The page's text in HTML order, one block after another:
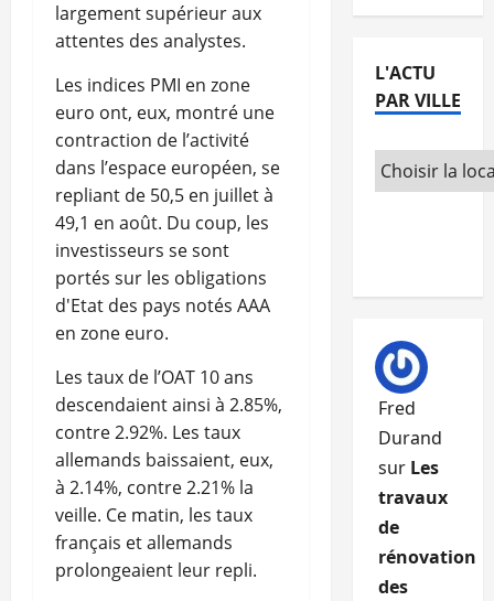
largement supérieur aux
attentes des analystes.
Les indices PMI en zone
euro ont, eux, montré une
contraction de l’activité
dans l’espace européen, se
repliant de 50,5 en juillet à
49,1 en août. Du coup, les
investisseurs se sont
portés sur les obligations
d'Etat des pays notés AAA
en zone euro.
Les taux de l’OAT 10 ans
descendaient ainsi à 2.85%,
contre 2.92%. Les taux
allemands baissaient, eux,
à 2.14%, contre 2.21% la
veille. Ce matin, les taux
français et allemands
prolongeaient leur repli.
L'ACTU
PAR VILLE
Fred
Durand
sur Les
travaux
de
rénovation
des